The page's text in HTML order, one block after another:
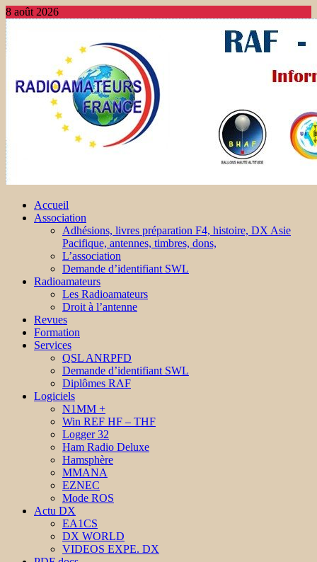
8 août 2026
Accueil
Association
Adhésions, livres préparation F4, histoire, DX Asie
Pacifique, antennes, timbres, dons,
L’association
Demande d’identifiant SWL
Radioamateurs
Les Radioamateurs
Droit à l’antenne
Revues
Formation
Services
QSL ANRPFD
Demande d’identifiant SWL
Diplômes RAF
Logiciels
N1MM +
Win REF HF – THF
Logger 32
Ham Radio Deluxe
Hamsphère
MMANA
EZNEC
Mode ROS
Actu DX
EA1CS
DX WORLD
VIDEOS EXPE. DX